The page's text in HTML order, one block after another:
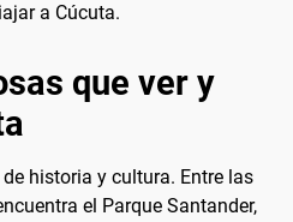
a Cúcuta.
que ver y
historia y cultura. Entre las
el Parque Santander,